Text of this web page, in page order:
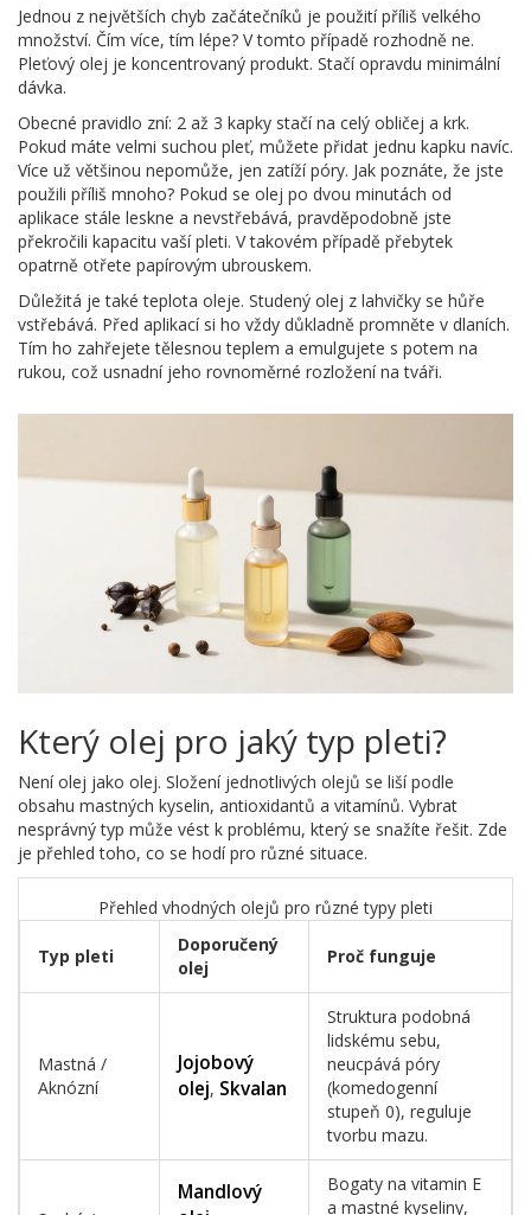
Jednou z největších chyb začátečníků je použití příliš velkého
množství. Čím více, tím lépe? V tomto případě rozhodně ne.
Pleťový olej je koncentrovaný produkt. Stačí opravdu minimální
dávka.
Obecné pravidlo zní: 2 až 3 kapky stačí na celý obličej a krk.
Pokud máte velmi suchou pleť, můžete přidat jednu kapku navíc.
Více už většinou nepomůže, jen zatíží póry. Jak poznáte, že jste
použili příliš mnoho? Pokud se olej po dvou minutách od
aplikace stále leskne a nevstřebává, pravděpodobně jste
překročili kapacitu vaší pleti. V takovém případě přebytek
opatrně otřete papírovým ubrouskem.
Důležitá je také teplota oleje. Studený olej z lahvičky se hůře
vstřebává. Před aplikací si ho vždy důkladně promněte v dlaních.
Tím ho zahřejete tělesnou teplem a emulgujete s potem na
rukou, což usnadní jeho rovnoměrné rozložení na tváři.
Který olej pro jaký typ pleti?
Není olej jako olej. Složení jednotlivých olejů se liší podle
obsahu mastných kyselin, antioxidantů a vitamínů. Vybrat
nesprávný typ může vést k problému, který se snažíte řešit. Zde
je přehled toho, co se hodí pro různé situace.
Přehled vhodných olejů pro různé typy pleti
Typ pleti
Doporučený
olej
Proč funguje
Mastná /
Aknózní
Jojobový
olej, Skvalan
Struktura podobná
lidskému sebu,
neucpává póry
(komedogenní
stupeň 0), reguluje
tvorbu mazu.
Mandlový
Bogaty na vitamin E
a mastné kyseliny,